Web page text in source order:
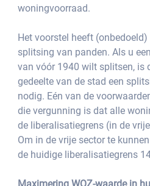
woningvoorraad.
Het voorstel heeft
splitsing van panden. Als u
van vóór 1940 wilt splitsen, is
gedeelte van de stad een
nodig. Eén van de
die vergunning is dat alle
de liberalisatiegrens (in de
Om in de vrije sector te
de huidige liberalisatiegrens
Maximering WOZ-waarde in